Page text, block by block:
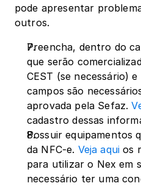
pode apresentar
outros.
Preencha, dentro do
que serão
CEST (se necessário)
campos são
aprovada pela Sefaz.
cadastro dessas
Possuir equipamentos
da NFC-e. Veja aqui os
para utilizar o Nex em
necessário ter uma